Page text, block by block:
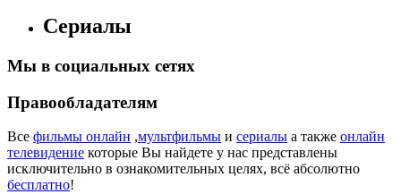
Сериалы
Мы в социальных сетях
Правообладателям
Все фильмы онлайн ,мультфильмы и сериалы а также онлайн
телевидение которые Вы найдете у нас представлены
исключительно в ознакомительных целях, всё абсолютно
бесплатно!